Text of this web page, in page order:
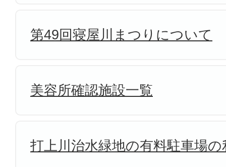
第49回寝屋川まつりについて
美容所確認施設一覧
打上川治水緑地の有料駐車場